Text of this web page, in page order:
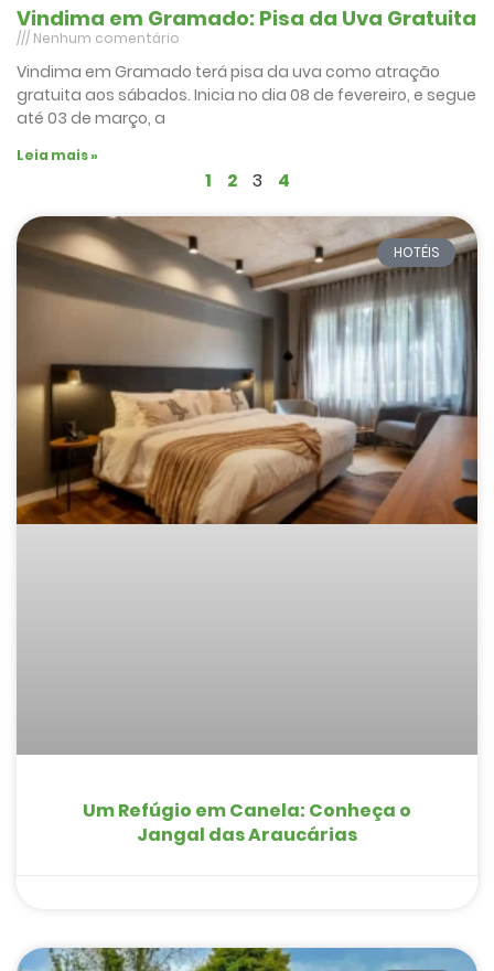
Vindima em Gramado: Pisa da Uva Gratuita
Nenhum comentário
Vindima em Gramado terá pisa da uva como atração
gratuita aos sábados. Inicia no dia 08 de fevereiro, e segue
até 03 de março, a
Leia mais »
1 2 3 4
HOTÉIS
Um Refúgio em Canela: Conheça o
Jangal das Araucárias